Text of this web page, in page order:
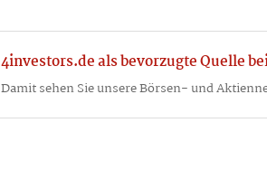
4investors.de als bevorzugte Quelle
Damit sehen Sie unsere Börsen- und